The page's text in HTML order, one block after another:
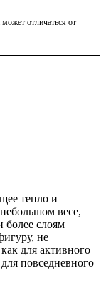
может отличаться от
тепло и
весе,
более слоям
не
для активного
повседневного